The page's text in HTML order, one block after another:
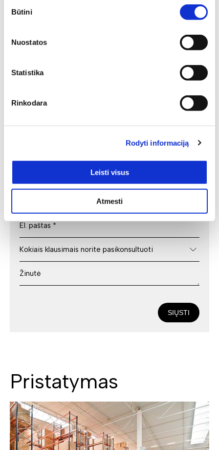
pasirinkimas
Būtini
Nuostatos
Statistika
Rinkodara
Rodyti informaciją
Leisti visus
Atmesti
Deinavos baldų specialistai puikiai išmanantys ir
Padėsim parengti planus iš išmatavimus geriausiam
SIŲSTI
Pristatymas